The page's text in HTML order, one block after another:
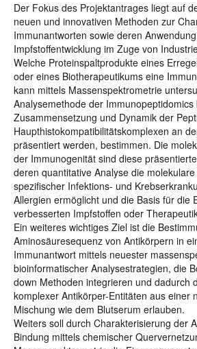
Der Fokus des Projektantrages liegt auf
neuen und innovativen Methoden zur
Immunantworten sowie deren
Impfstoffentwicklung im Zuge von
Welche Proteinspaltprodukte eines
oder eines Biotherapeutikums eine
kann mittels Massenspektrometrie
Analysemethode der Immunopeptidomics
Zusammensetzung und Dynamik der
Haupthistokompatibilitätskomplexen an
präsentiert werden, bestimmen. Die
der Immunogenität sind diese
deren quantitative Analyse die
spezifischer Infektions- und
Allergien ermöglicht und die Basis für die
verbesserten Impfstoffen oder
Ein weiteres wichtiges Ziel ist die
Aminosäuresequenz von Antikörpern in
Immunantwort mittels neuester
bioinformatischer Analysestrategien, die
down Methoden integrieren und dadurch
komplexer Antikörper-Entitäten aus einer
Mischung wie dem Blutserum erlauben.
Weiters soll durch Charakterisierung der
Bindung mittels chemischer